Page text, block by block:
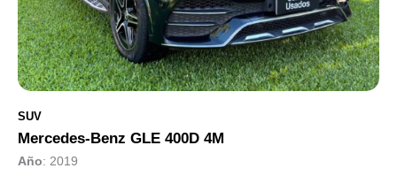
SUV
Mercedes-Benz GLE 400D 4M
Año: 2019